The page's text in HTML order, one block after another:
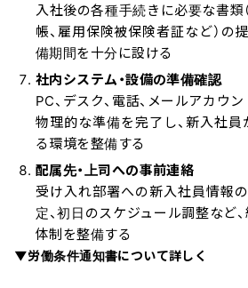
入社後の各種手続きに必要な書類
帳、雇用保険被保険者証など）の
備期間を十分に設ける
社内システム・設備の準備確認
PC、デスク、電話、メールアカウ
物理的な準備を完了し、新入社
る環境を整備する
配属先・上司への事前連絡
受け入れ部署への新入社員情報
定、初日のスケジュール調整など
体制を整備する
▼労働条件通知書について詳しく